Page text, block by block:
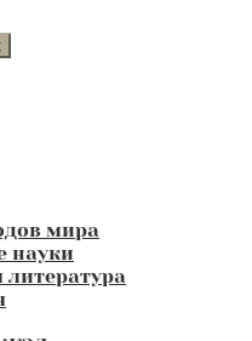
мира
науки
литература